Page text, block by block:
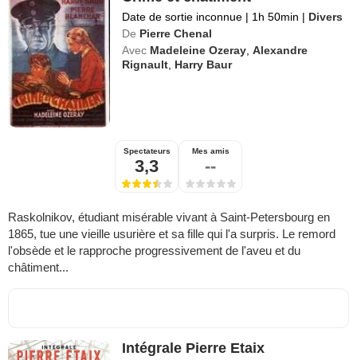
Date de sortie inconnue | 1h 50min | Divers
De Pierre Chenal
Avec Madeleine Ozeray,Alexandre
Rignault, Harry Baur
Spectateurs
3,3
Mes amis
--
Raskolnikov, étudiant misérable vivant à Saint-Petersbourg en
1865, tue une vieille usurière et sa fille qui l'a surpris. Le remord
l'obsède et le rapproche progressivement de l'aveu et du
châtiment...
Intégrale Pierre Etaix